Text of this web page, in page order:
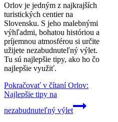
Orlov je jedným z najkrajších
turistických centier na
Slovensku. S jeho malebnými
výhľadmi, bohatou históriou a
príjemnou atmosférou si určite
užijete nezabudnuteľný výlet.
Tu sú najlepšie tipy, ako ho čo
najlepšie využiť.
Pokračovať v čítaníOrlov:
Najlepšie tipy na
nezabudnuteľný výlet